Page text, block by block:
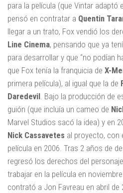
para la película (que Vintar adaptó
pensó en contratar a Quentin
llegar a un trato, Fox vendió los
Line Cinema, pensando que ya
para desarrollar y que “no podían
que Fox tenía la franquicia de X-
primera película), al igual que la de
Daredevil. Bajo la producción de
guión (que incluía un cameo de
Marvel Studios sacó la idea) y en
Nick Cassavetes al proyecto, con
película en 2006. Tras 2 años de
regresó los derechos del
trabajar en la película en
contrató a Jon Favreau en abril de